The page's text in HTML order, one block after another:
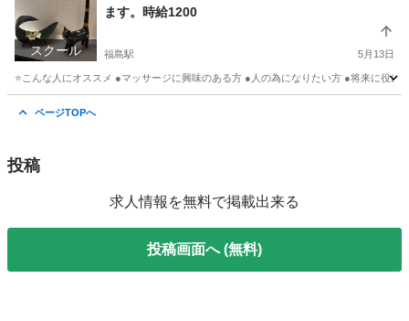
スクール
ます。時給1200
福島駅 5月13日
⭐️こんな人にオススメ ●マッサージに興味のある方 ●人の為になりたい方 ●将来に役
ページTOPへ
投稿
求人情報を無料で掲載出来る
投稿画面へ (無料)